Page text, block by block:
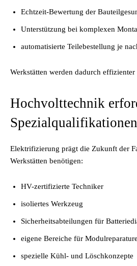
Echtzeit-Bewertung der
Unterstützung bei komplexen
automatisierte Teilebestellung je
Werkstätten werden dadurch effizienter
Hochvolttechnik
Spezialqualifikationen
Elektrifizierung prägt die Zukunft der
Werkstätten benötigen:
HV-zertifizierte Techniker
isoliertes Werkzeug
Sicherheitsabteilungen für
eigene Bereiche für
spezielle Kühl- und Löschkonzepte